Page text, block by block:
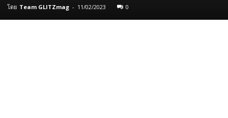
โดย Team GLITZmag - 11/02/2023 0